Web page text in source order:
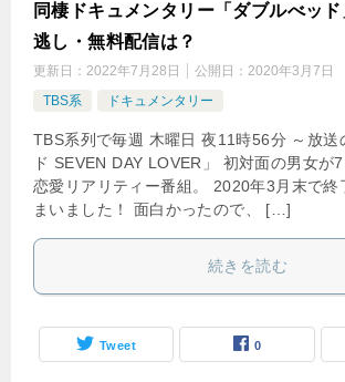
同棲ドキュメンタリー「ダブルべッ
逃し・無料配信は？
更新日： 2022年7月28日 公開日： 2020年3月7日
TBS系
ドキュメンタリー
TBS系列で毎週 木曜日 夜11時56分 ～放送
ド SEVEN DAY LOVER」 初対面の男女が
恋愛リアリティー番組。 2020年3月末で終
まいました！ 面白かったので、 […]
続きを読む
Tweet 0